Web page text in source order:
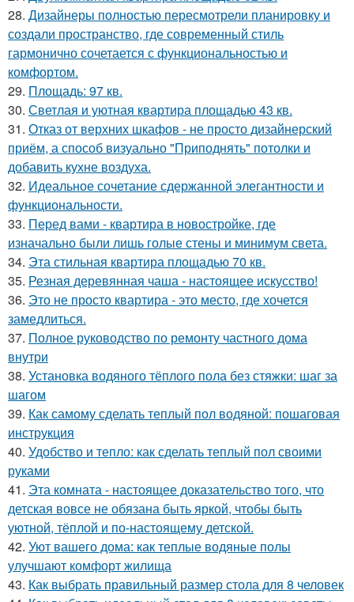
28. Дизайнеры полностью пересмотрели планировку и
создали пространство, где современный стиль
гармонично сочетается с функциональностью и
комфортом.
29. Площадь: 97 кв.
30. Светлая и уютная квартира площадью 43 кв.
31. Отказ от верхних шкафов - не просто дизайнерский
приём, а способ визуально "Приподнять" потолки и
добавить кухне воздуха.
32. Идеальное сочетание сдержанной элегантности и
функциональности.
33. Перед вами - квартира в новостройке, где
изначально были лишь голые стены и минимум света.
34. Эта стильная квартира площадью 70 кв.
35. Резная деревянная чаша - настоящее искусство!
36. Это не просто квартира - это место, где хочется
замедлиться.
37. Полное руководство по ремонту частного дома
внутри
38. Установка водяного тёплого пола без стяжки: шаг за
шагом
39. Как самому сделать теплый пол водяной: пошаговая
инструкция
40. Удобство и тепло: как сделать теплый пол своими
руками
41. Эта комната - настоящее доказательство того, что
детская вовсе не обязана быть яркой, чтобы быть
уютной, тёплой и по-настоящему детской.
42. Уют вашего дома: как теплые водяные полы
улучшают комфорт жилища
43. Как выбрать правильный размер стола для 8 человек